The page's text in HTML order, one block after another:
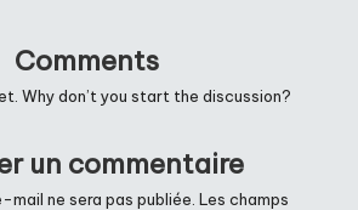
Comments
Why don’t you start the discussion?
un commentaire
mail ne sera pas publiée. Les champs